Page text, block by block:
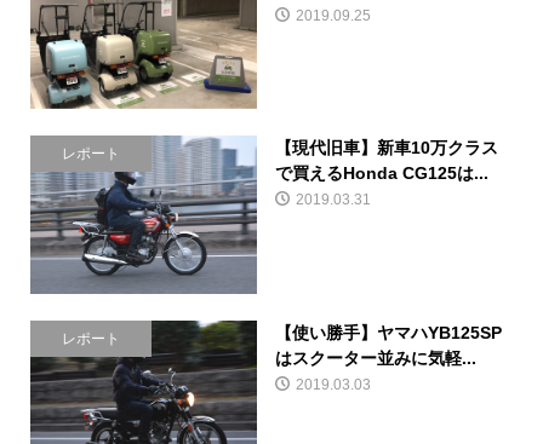
2019.09.25
レポート
【現代旧車】新車10万クラス
で買えるHonda CG125は...
2019.03.31
レポート
【使い勝手】ヤマハYB125SP
はスクーター並みに気軽...
2019.03.03